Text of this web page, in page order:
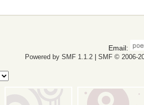
Email:
Powered by SMF 1.1.2| SMF © 2006-